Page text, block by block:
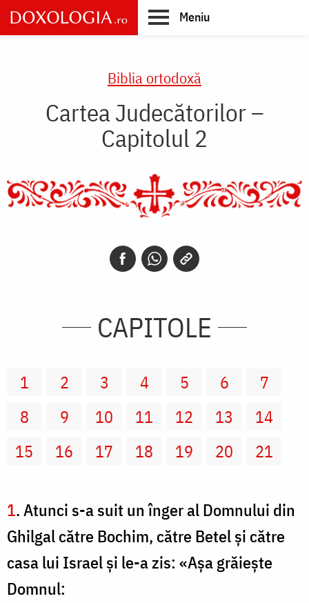
Skip
to
main
Meniu
Biblia ortodoxă
Cartea Judecătorilor –
Capitolul 2
CAPITOLE
1 2 3 4 5 6
7
8
9 10 11 12 13
14
15
16 17 18 19 20 21
1. Atunci s-a suit un înger al Domnului din
Ghilgal către Bochim, către Betel şi către
casa lui Israel şi le-a zis: «Aşa grăieşte
Domnul: